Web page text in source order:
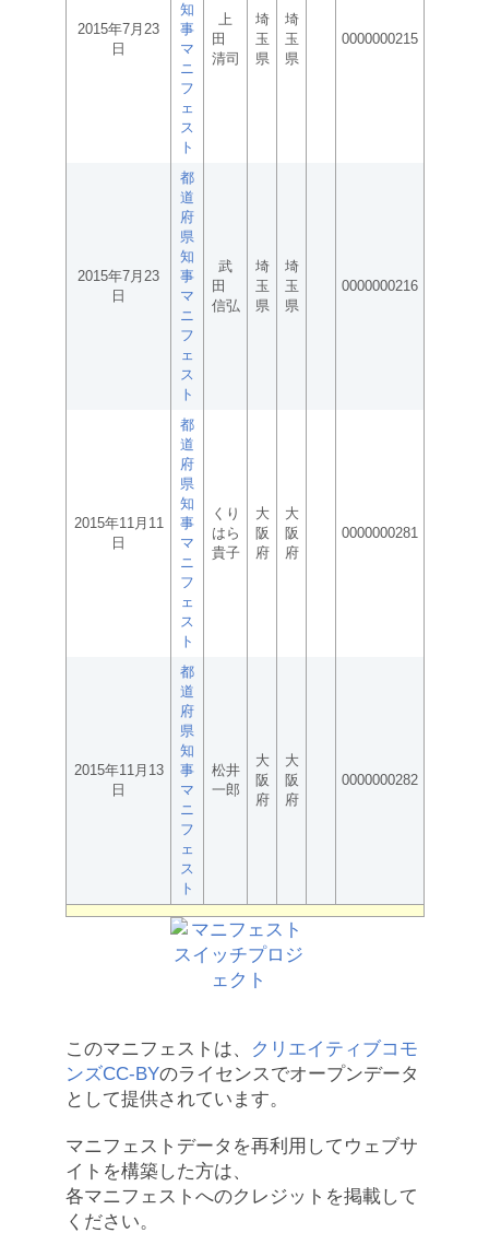
2015年7月23
日
知
事
マ
ニ
フ
ェ
ス
ト
上
田
清司
埼
玉
県
埼
玉
県
0000000215
2015年7月23
日
都
道
府
県
知
事
マ
ニ
フ
ェ
ス
ト
武
田
信弘
埼
玉
県
埼
玉
県
0000000216
2015年11月11
日
都
道
府
県
知
事
マ
ニ
フ
ェ
ス
ト
くり
はら
貴子
大
阪
府
大
阪
府
0000000281
2015年11月13
日
都
道
府
県
知
事
マ
ニ
フ
ェ
ス
ト
松井
一郎
大
阪
府
大
阪
府
0000000282
このマニフェストは、
クリエイティブコモ
ンズCC-BYのライセンスでオープンデータ
として提供されています。
マニフェストデータを再利用してウェブサ
イトを構築した方は、
各マニフェストへのクレジットを掲載して
ください。